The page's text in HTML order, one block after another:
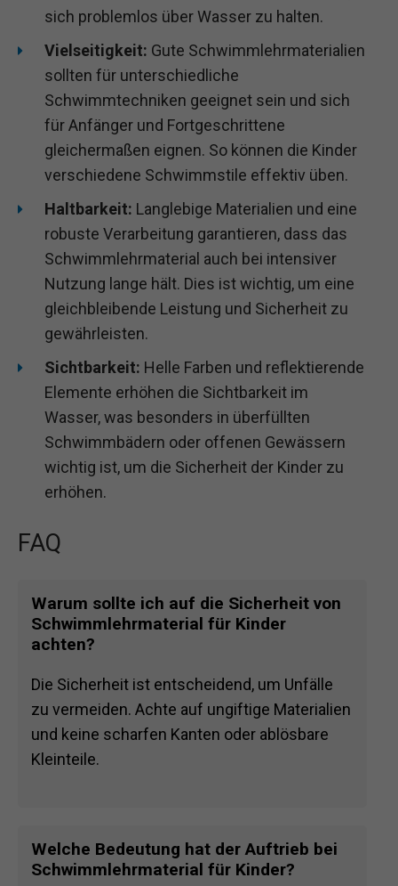
sich problemlos über Wasser zu halten.
Vielseitigkeit: Gute Schwimmlehrmaterialien
sollten für unterschiedliche
Schwimmtechniken geeignet sein und sich
für Anfänger und Fortgeschrittene
gleichermaßen eignen. So können die Kinder
verschiedene Schwimmstile effektiv üben.
Haltbarkeit: Langlebige Materialien und eine
robuste Verarbeitung garantieren, dass das
Schwimmlehrmaterial auch bei intensiver
Nutzung lange hält. Dies ist wichtig, um eine
gleichbleibende Leistung und Sicherheit zu
gewährleisten.
Sichtbarkeit: Helle Farben und reflektierende
Elemente erhöhen die Sichtbarkeit im
Wasser, was besonders in überfüllten
Schwimmbädern oder offenen Gewässern
wichtig ist, um die Sicherheit der Kinder zu
erhöhen.
FAQ
Warum sollte ich auf die Sicherheit von
Schwimmlehrmaterial für Kinder
achten?
Die Sicherheit ist entscheidend, um Unfälle
zu vermeiden. Achte auf ungiftige Materialien
und keine scharfen Kanten oder ablösbare
Kleinteile.
Welche Bedeutung hat der Auftrieb bei
Schwimmlehrmaterial für Kinder?